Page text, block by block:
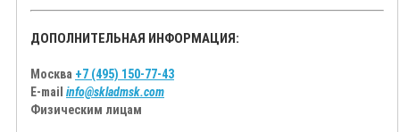
ДОПОЛНИТЕЛЬНАЯ ИНФОРМАЦИЯ:
Москва +7 (495) 150-77-43
E-mail info@skladmsk.com
Физическим лицам